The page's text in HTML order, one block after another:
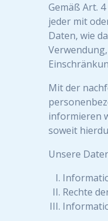
Gemäß Art.
jeder mit
Daten, wie
Mit der
informieren
soweit
Unsere
Rechte